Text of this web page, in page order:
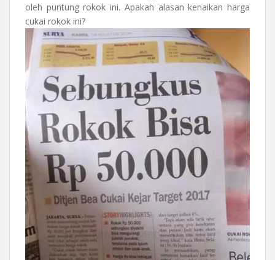
oleh puntung rokok ini. Apakah alasan kenaikan harga
cukai rokok ini?